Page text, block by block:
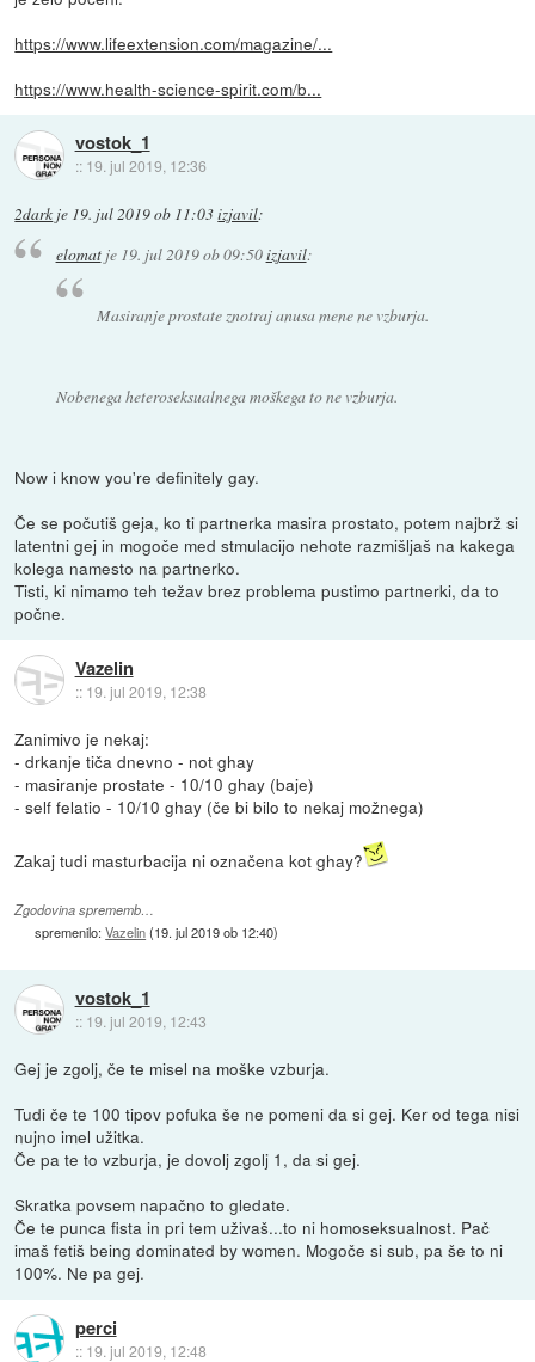
https://www.lifeextension.com/magazine/...
https://www.health-science-spirit.com/b...
vostok_1
:: 19. jul 2019, 12:36
2dark je 19. jul 2019 ob 11:03izjavil:
elomatje 19. jul 2019 ob 09:50izjavil:
Masiranje prostate znotraj anusa mene ne vzburja.
Nobenega heteroseksualnega moškega to ne vzburja.
Now i know you're definitely gay.
Če se počutiš geja, ko ti partnerka masira prostato, potem najbrž si
latentni gej in mogoče med stmulacijo nehote razmišljaš na kakega
kolega namesto na partnerko.
Tisti, ki nimamo teh težav brez problema pustimo partnerki, da to
počne.
Vazelin
:: 19. jul 2019, 12:38
Zanimivo je nekaj:
- drkanje tiča dnevno - not ghay
- masiranje prostate - 10/10 ghay (baje)
- self felatio - 10/10 ghay (če bi bilo to nekaj možnega)
Zakaj tudi masturbacija ni označena kot ghay?
Zgodovina sprememb…
spremenilo:Vazelin(19. jul 2019 ob 12:40)
vostok_1
:: 19. jul 2019, 12:43
Gej je zgolj, če te misel na moške vzburja.
Tudi če te 100 tipov pofuka še ne pomeni da si gej. Ker od tega nisi
nujno imel užitka.
Če pa te to vzburja, je dovolj zgolj 1, da si gej.
Skratka povsem napačno to gledate.
Če te punca fista in pri tem uživaš...to ni homoseksualnost. Pač
imaš fetiš being dominated by women. Mogoče si sub, pa še to ni
100%. Ne pa gej.
perci
:: 19. jul 2019, 12:48